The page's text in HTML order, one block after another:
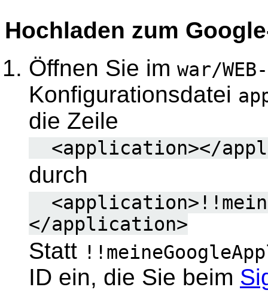
Hochladen zum
Öffnen Sie im war/
Konfigurationsdatei
die Zeile
<application></
durch
</application>
Statt
ID ein, die Sie beim